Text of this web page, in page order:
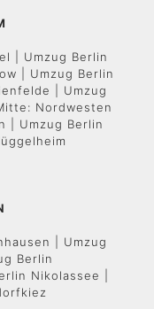
| Umzug Berlin
| Umzug Berlin
| Umzug
Nordwesten
| Umzug Berlin
| Umzug
Berlin
Nikolassee |